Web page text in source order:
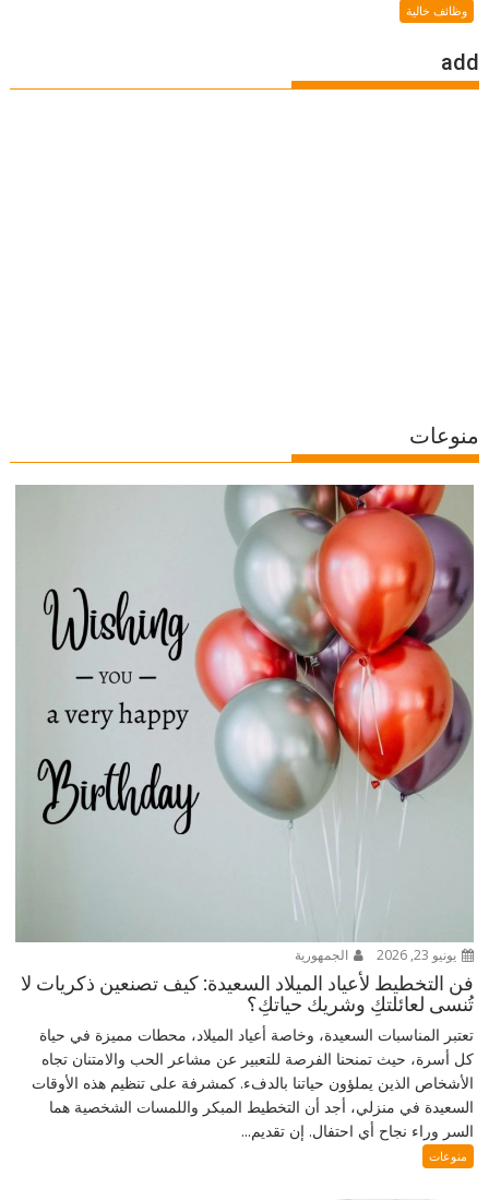
وظائف خالية
add
منوعات
يونيو 23, 2026 الجمهورية
فن التخطيط لأعياد الميلاد السعيدة: كيف تصنعين ذكريات لا
تُنسى لعائلتكِ وشريك حياتكِ؟
تعتبر المناسبات السعيدة، وخاصة أعياد الميلاد، محطات مميزة في حياة
كل أسرة، حيث تمنحنا الفرصة للتعبير عن مشاعر الحب والامتنان تجاه
الأشخاص الذين يملؤون حياتنا بالدفء. كمشرفة على تنظيم هذه الأوقات
السعيدة في منزلي، أجد أن التخطيط المبكر واللمسات الشخصية هما
السر وراء نجاح أي احتفال. إن تقديم...
منوعات